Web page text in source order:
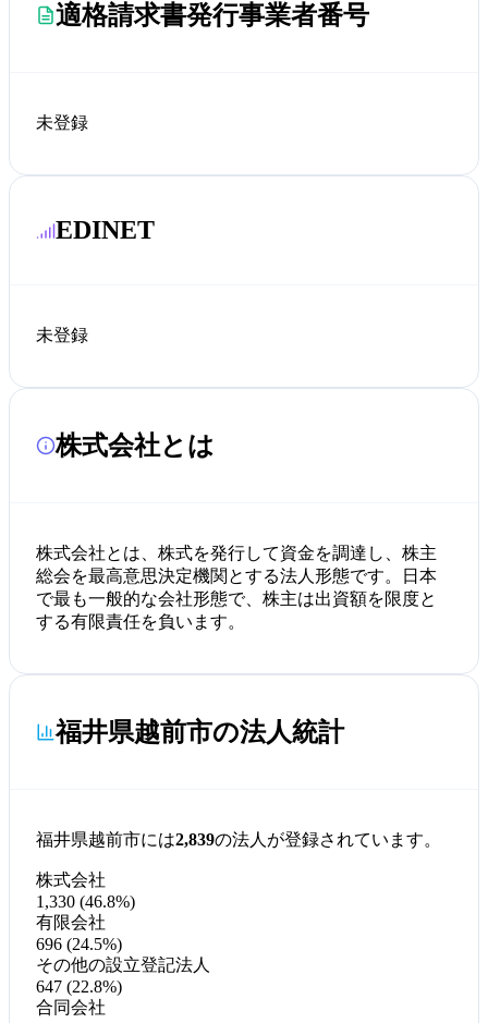
適格請求書発行事業者番号
未登録
EDINET
未登録
株式会社とは
株式会社とは、株式を発行して資金を調達し、株主
総会を最高意思決定機関とする法人形態です。日本
で最も一般的な会社形態で、株主は出資額を限度と
する有限責任を負います。
福井県越前市の法人統計
福井県越前市には2,839の法人が登録されています。
株式会社
1,330 (46.8%)
有限会社
696 (24.5%)
その他の設立登記法人
647 (22.8%)
合同会社